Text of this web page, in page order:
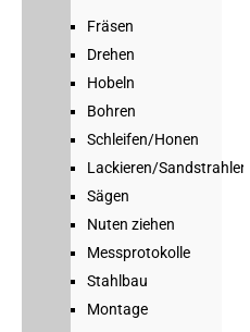
Fräsen
Drehen
Hobeln
Bohren
Schleifen/Honen
Lackieren/Sandstrahlen
Sägen
Nuten ziehen
Messprotokolle
Stahlbau
Montage